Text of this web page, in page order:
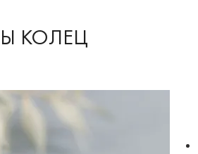
КОЛЕЦ